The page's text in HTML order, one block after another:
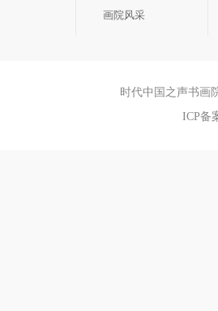
画院风采
时代中国之声书画
ICP备